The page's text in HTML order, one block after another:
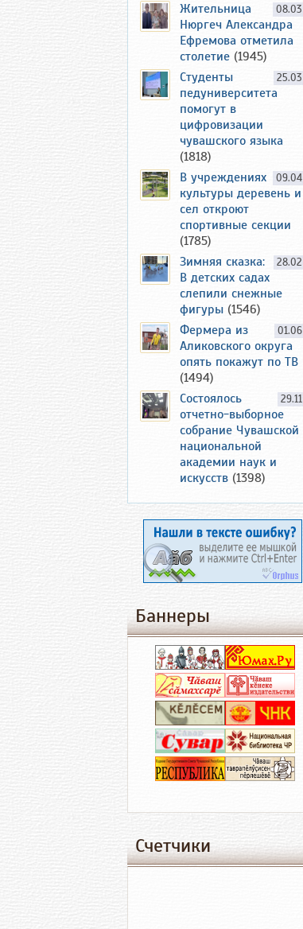
08.03
Жительница
Нюргеч Александра
Ефремова отметила
столетие (1945)
25.03
Студенты
педуниверситета
помогут в
цифровизации
чувашского языка
(1818)
09.04
В учреждениях
культуры деревень и
сел откроют
спортивные секции
(1785)
28.02
Зимняя сказка:
В детских садах
слепили снежные
фигуры (1546)
01.06
Фермера из
Аликовского округа
опять покажут по ТВ
(1494)
29.11
Состоялось
отчетно-выборное
собрание Чувашской
национальной
академии наук и
искусств (1398)
Баннеры
Счетчики